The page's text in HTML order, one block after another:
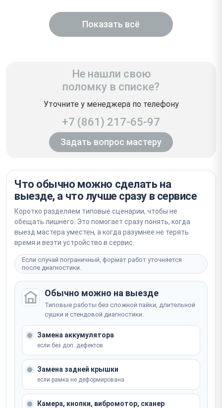
Показать всё
Не нашли свою
поломку в списке?
Уточните у менеджера по телефону
+7 (861) 217-65-97
Задать вопрос мастеру
Что обычно можно сделать на
выезде, а что лучше сразу в сервисе
Коротко разделяем типовые сценарии, чтобы не
обещать лишнего. Это помогает сразу понять, когда
выезд мастера уместен, а когда разумнее не терять
время и везти устройство в сервис.
Если случай пограничный, формат работ уточняется
после диагностики.
Обычно можно на выезде
Типовые работы без сложной пайки, длительной
сушки и стендовой диагностики.
Замена аккумулятора
если без доп. дефектов
Замена задней крышки
если рамка не деформирована
Камера, кнопки, вибромотор, сканер